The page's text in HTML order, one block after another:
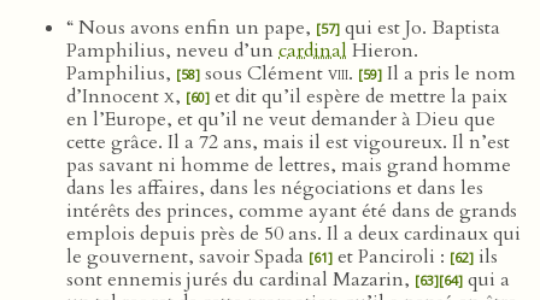
“ Nous avons enfin un pape, [57] qui est Jo. Baptista
Pamphilius, neveu d’un cardinal Hieron.
Pamphilius, [58] sous Clémentviii. [59] Il a pris le nom
d’Innocentx, [60] et dit qu’il espère de mettre la paix
en l’Europe, et qu’il ne veut demander à Dieu que
cette grâce. Il a 72 ans, mais il est vigoureux. Il n’est
pas savant ni homme de lettres, mais grand homme
dans les affaires, dans les négociations et dans les
intérêts des princes, comme ayant été dans de grands
emplois depuis près de 50 ans. Il a deux cardinaux qui
le gouvernent, savoir Spada [61] et Panciroli : [62] ils
sont ennemis jurés du cardinal Mazarin, [63][64] qui a